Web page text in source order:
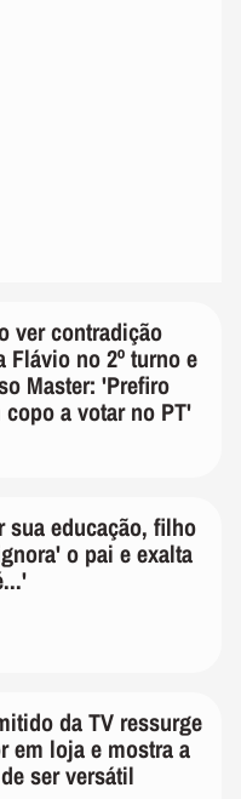
ver contradição
Flávio no 2º turno e
Master: 'Prefiro
a votar no PT'
sua educação, filho
o pai e exalta
da TV ressurge
em loja e mostra a
ser versátil